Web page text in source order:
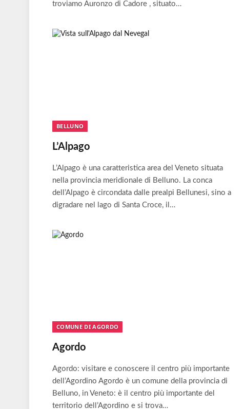
troviamo Auronzo di Cadore , situato…
BELLUNO
L’Alpago
L’Alpago è una caratteristica area del Veneto situata
nella provincia meridionale di Belluno. La conca
dell’Alpago è circondata dalle prealpi Bellunesi, sino a
digradare nel lago di Santa Croce, il…
COMUNE DI AGORDO
Agordo
Agordo: visitare e conoscere il centro più importante
dell’Agordino Agordo è un comune della provincia di
Belluno, in Veneto: è il centro più importante del
territorio dell’Agordino e si trova…